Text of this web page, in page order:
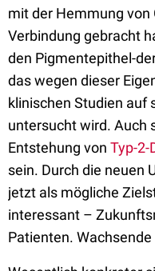
mit der Hemmung
Verbindung gebracht
den Pigmentepithel-
das wegen dieser
klinischen Studien auf
untersucht wird. Auch
Entstehung von Typ-2-
sein. Durch die neuen
jetzt als mögliche
interessant –
Patienten. Wachsende